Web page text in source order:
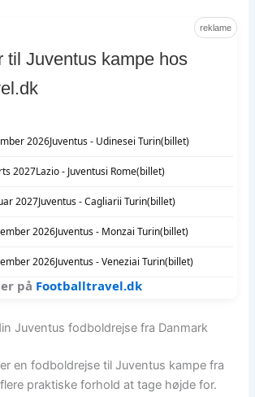
reklame
til Juventus kampe hos
2026Juventus - Udinesei Turin(billet)
2027Lazio - Juventusi Rome(billet)
2027Juventus - Cagliarii Turin(billet)
2026Juventus - Monzai Turin(billet)
2026Juventus - Veneziai Turin(billet)
på Footballtravel.dk
Juventus fodboldrejse fra Danmark
en fodboldrejse til Juventus kampe fra
praktiske forhold at tage højde for.